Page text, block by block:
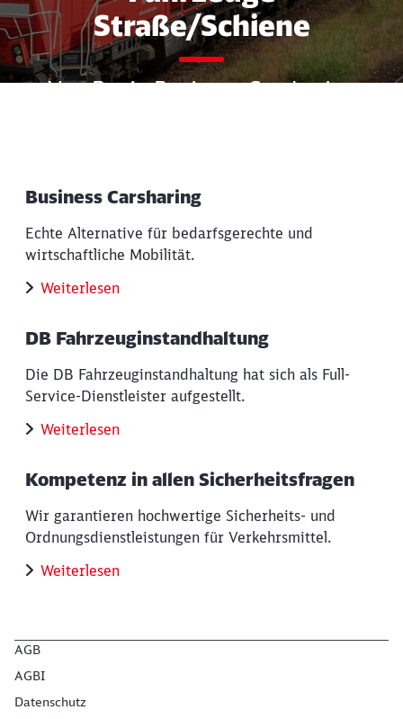
Straße/Schiene
Von B wie Business Carsharing
Business Carsharing
Echte Alternative für bedarfsgerechte und
wirtschaftliche Mobilität.
Weiterlesen
DB Fahrzeuginstandhaltung
Die DB Fahrzeuginstandhaltung hat sich als Full-
Service-Dienstleister aufgestellt.
Weiterlesen
Kompetenz in allen Sicherheitsfragen
Wir garantieren hochwertige Sicherheits- und
Ordnungsdienstleistungen für Verkehrsmittel.
Weiterlesen
AGB
AGBI
Datenschutz
Möchten Sie zu